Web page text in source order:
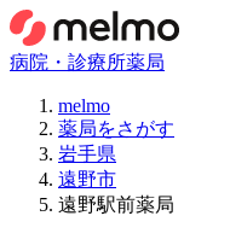
病院・診療所薬局
melmo
薬局をさがす
岩手県
遠野市
遠野駅前薬局